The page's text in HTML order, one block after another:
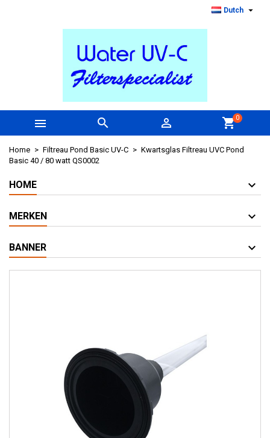
Dutch 
   shopping_cart0
Home Filtreau Pond Basic UV-C
Kwartsglas Filtreau UVC Pond
Basic 40 / 80 watt QS0002
HOME
MERKEN
BANNER